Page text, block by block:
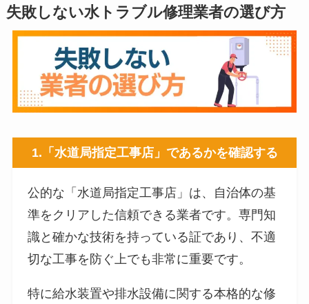
失敗しない水トラブル修理業者の選び方
1. 「水道局指定工事店」であるかを確認する
公的な「水道局指定工事店」は、自治体の基
準をクリアした信頼できる業者です。専門知
識と確かな技術を持っている証であり、不適
切な工事を防ぐ上でも非常に重要です。
特に給水装置や排水設備に関する本格的な修